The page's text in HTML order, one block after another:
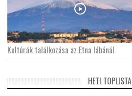
Kultúrák találkozása az Etna lábánál
HETI TOPLISTA